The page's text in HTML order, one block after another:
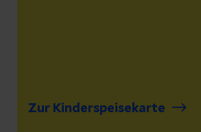
Zur Kinderspeisekarte